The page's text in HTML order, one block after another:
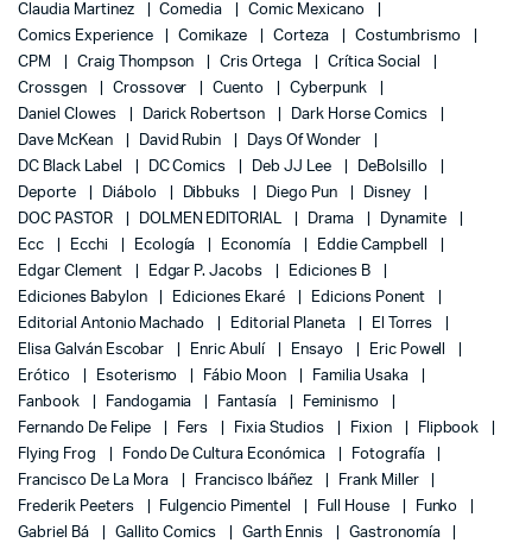
Claudia Martinez
Comedia
Comic Mexicano
Comics Experience
Comikaze Corteza
Costumbrismo
CPM
Craig Thompson Cris Ortega
Crítica Social
Crossgen
Crossover Cuento
Cyberpunk
Daniel Clowes
Darick Robertson
Dark Horse Comics
Dave McKean
David Rubin
Days Of Wonder
DC Black Label
DC Comics Deb JJ Lee
DeBolsillo
Deporte
Diábolo Dibbuks Diego Pun
Disney
DOC PASTOR
DOLMEN EDITORIAL Drama
Dynamite
Ecc
Ecchi Ecología Economía
Eddie Campbell
Edgar Clement
Edgar P. Jacobs
Ediciones B
Ediciones Babylon
Ediciones Ekaré
Edicions Ponent
Editorial Antonio Machado
Editorial Planeta
El Torres
Elisa Galván Escobar
Enric Abulí Ensayo
Eric Powell
Erótico
Esoterismo Fábio Moon
Familia Usaka
Fanbook
Fandogamia Fantasía
Feminismo
Fernando De Felipe
Fers Fixia Studios Fixion
Flipbook
Flying Frog
Fondo De Cultura Económica
Fotografía
Francisco De La Mora
Francisco Ibáñez
Frank Miller
Frederik Peeters
Fulgencio Pimentel Full House
Funko
Gabriel Bá
Gallito Comics Garth Ennis
Gastronomía